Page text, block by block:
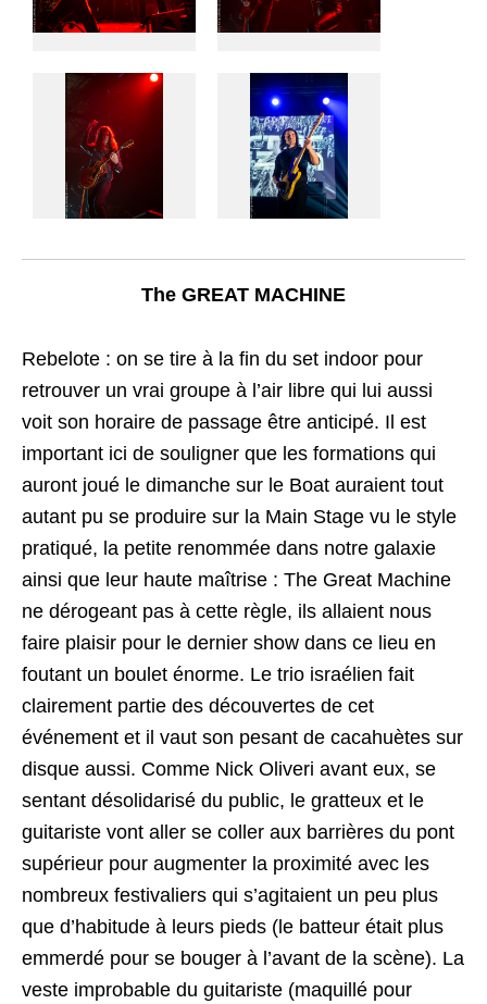
The GREAT MACHINE
Rebelote : on se tire à la fin du set indoor pour
retrouver un vrai groupe à l’air libre qui lui aussi
voit son horaire de passage être anticipé. Il est
important ici de souligner que les formations qui
auront joué le dimanche sur le Boat auraient tout
autant pu se produire sur la Main Stage vu le style
pratiqué, la petite renommée dans notre galaxie
ainsi que leur haute maîtrise : The Great Machine
ne dérogeant pas à cette règle, ils allaient nous
faire plaisir pour le dernier show dans ce lieu en
foutant un boulet énorme. Le trio israélien fait
clairement partie des découvertes de cet
événement et il vaut son pesant de cacahuètes sur
disque aussi. Comme Nick Oliveri avant eux, se
sentant désolidarisé du public, le gratteux et le
guitariste vont aller se coller aux barrières du pont
supérieur pour augmenter la proximité avec les
nombreux festivaliers qui s’agitaient un peu plus
que d’habitude à leurs pieds (le batteur était plus
emmerdé pour se bouger à l’avant de la scène). La
veste improbable du guitariste (maquillé pour